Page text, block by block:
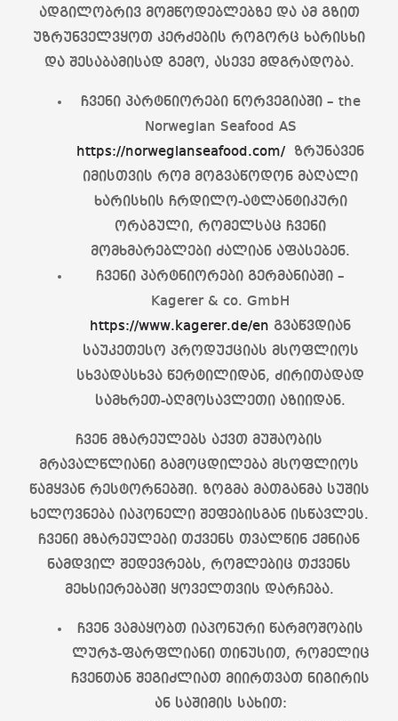
ადგილობრივ მომწოდებლებზე და ამ გზით
უზრუნველვყოთ კერძების როგორც ხარისხი
და შესაბამისად გემო, ასევე მდგრადობა.
ჩვენი პარტნიორები ნორვეგიაში – the
Norwegian Seafood AS
https://norwegianseafood.com/ ზრუნავენ
იმისთვის რომ მოგვაწოდონ მაღალი
ხარისხის ჩრდილო-ატლანტიკური
ორაგული, რომელსაც ჩვენი
მომხმარებლები ძალიან აფასებენ.
ჩვენი პარტნიორები გერმანიაში –
Kagerer & co. GmbH
https://www.kagerer.de/en გვაწვდიან
საუკეთესო პროდუქციას მსოფლიოს
სხვადასხვა წერტილიდან, ძირითადად
სამხრეთ-აღმოსავლეთი აზიიდან.
ჩვენ მზარეულებს აქვთ მუშაობის
მრავალწლიანი გამოცდილება მსოფლიოს
წამყვან რესტორნებში. ზოგმა მათგანმა სუშის
ხელოვნება იაპონელი შეფებისგან ისწავლეს.
ჩვენი მზარეულები თქვენს თვალწინ ქმნიან
ნამდვილ შედევრებს, რომლებიც თქვენს
მეხსიერებაში ყოველთვის დარჩება.
ჩვენ ვამაყობთ იაპონური წარმოშობის
ლურჯ-ფარფლიანი თინუსით, რომელიც
ჩვენთან შეგიძლიათ მიირთვათ ნიგირის
ან საშიმის სახით: